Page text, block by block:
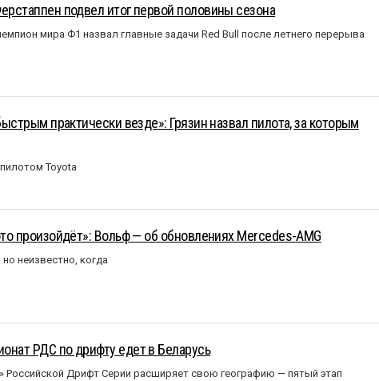
подвел итог первой половины сезона
мира Ф1 назвал главные задачи Red Bull после летнего перерыва
практически везде»: Грязин назвал пилота, за которым
Toyota
произойдёт»: Вольф — об обновлениях Mercedes-AMG
неизвестно, когда
РДС по дрифту едет в Беларусь
Российской Дрифт Серии расширяет свою географию — пятый этап